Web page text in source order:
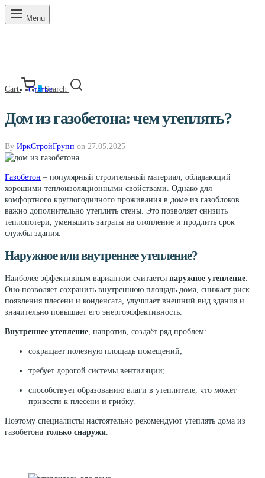
Menu
Cart 0 Search
Статьи
Дом из газобетона: чем утеплять?
By ИркСтройГрупп on 27.05.2025
Газобетон – популярный строительный материал, обладающий
хорошими теплоизоляционными свойствами. Однако для
комфортного круглогодичного проживания в доме из газоблоков
важно дополнительно утеплить стены. Это позволяет снизить
теплопотери, уменьшить затраты на отопление и продлить срок
службы здания.
Наружное или внутреннее утепление?
Наиболее эффективным вариантом считается наружное утепление
Оно позволяет сохранить внутреннюю площадь дома, снижает риск
появления плесени и конденсата, улучшает внешний вид здания и
значительно повышает его энергоэффективность.
Внутреннее утепление , напротив, создаёт ряд проблем:
сокращает полезную площадь помещений;
требует дорогой системы вентиляции;
способствует образованию влаги в утеплителе, что может
привести к плесени и грибку.
Поэтому специалисты настоятельно рекомендуют утеплять дома из
газобетона только снаружи